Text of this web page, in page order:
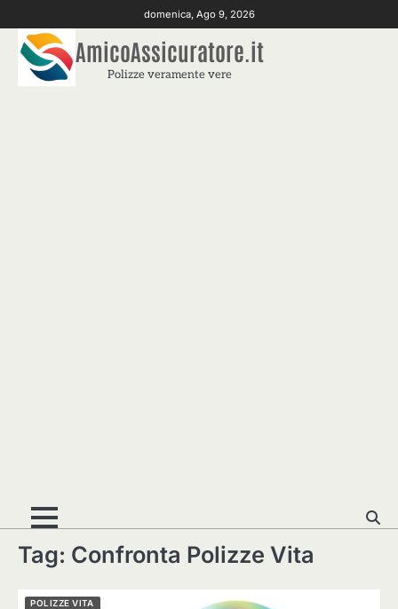
to
content
domenica, Ago 9, 2026
AmicoAssicuratore.it
Polizze veramente vere
Tag: Confronta Polizze Vita
POLIZZE VITA